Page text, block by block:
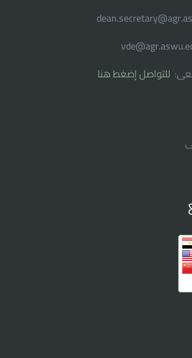
للتواصل إضغط هنا